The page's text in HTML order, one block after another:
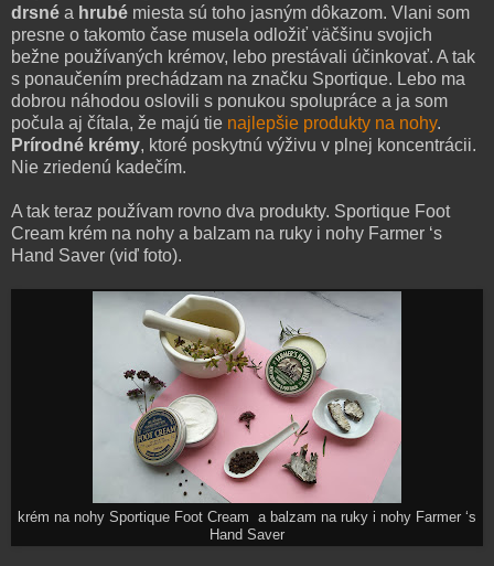
drsné a hrubé miesta sú toho jasným dôkazom. Vlani som
presne o takomto čase musela odložiť väčšinu svojich
bežne používaných krémov, lebo prestávali účinkovať. A tak
s ponaučením prechádzam na značku Sportique. Lebo ma
dobrou náhodou oslovili s ponukou spolupráce a ja som
počula aj čítala, že majú tie najlepšie produkty na nohy.
Prírodné krémy, ktoré poskytnú výživu v plnej koncentrácii.
Nie zriedenú kadečím.
A tak teraz používam rovno dva produkty. Sportique Foot
Cream krém na nohy a balzam na ruky i nohy Farmer ‘s
Hand Saver (viď foto).
krém na nohy Sportique Foot Cream a balzam na ruky i nohy Farmer ‘s
Hand Saver